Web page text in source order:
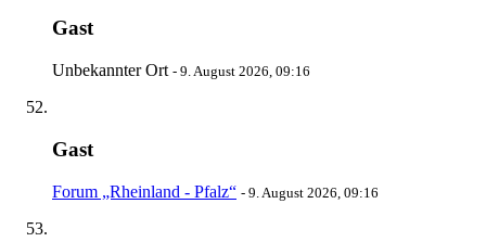
Gast
Unbekannter Ort - 9. August 2026, 09:16
Gast
Forum „Rheinland - Pfalz“ - 9. August 2026, 09:16